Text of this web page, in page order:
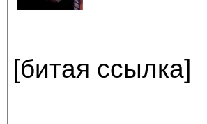
[битая ссылка]